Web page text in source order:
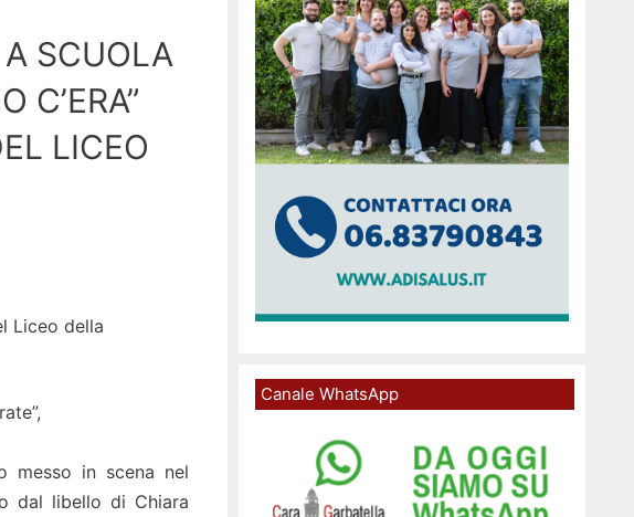
A SCUOLA
C’ERA”
LICEO
Liceo della
messo in scena nel
dal libello di Chiara
Canale WhatsApp